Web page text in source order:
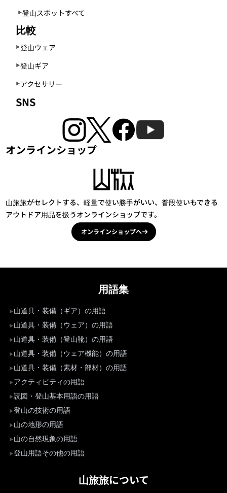
登山スポットすべて
比較
登山ウェア
登山ギア
アクセサリー
SNS
オンラインショップ
山旅旅がセレクトする、軽量で使い勝手がいい、普段使いもできる
アウトドア用品を扱うオンラインショップです。
オンラインショップへ
用語集
山道具・装備（ギア）の用語
山道具・装備（ウェア）の用語
山道具・装備（登山靴）の用語
山道具・装備（ウェア機能）の用語
山道具・装備（素材・部材）の用語
アクティビティの用語
読図・登山基本用語の用語
登山の技術の用語
山の地形の用語
山の自然現象の用語
登山用語その他の用語
山旅旅について